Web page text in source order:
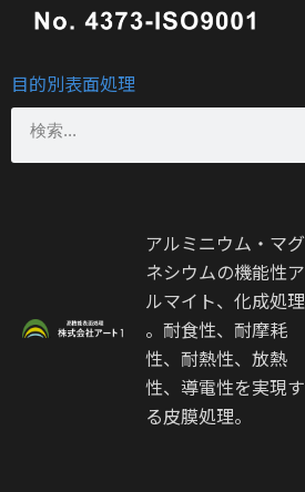
目的別表面処理
アルミニウム・マグ
ネシウムの機能性ア
ルマイト、化成処理
。耐食性、耐摩耗
性、耐熱性、放熱
性、導電性を実現す
る皮膜処理。